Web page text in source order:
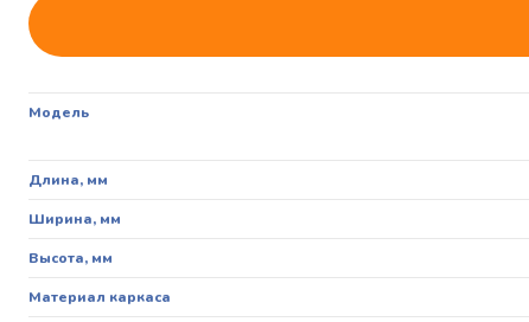
Модель
Длина, мм
Ширина, мм
Высота, мм
Материал каркаса